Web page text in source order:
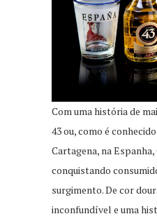
Com uma história de
43 ou, como é
Cartagena, na
conquistando
surgimento. De cor
inconfundível e uma